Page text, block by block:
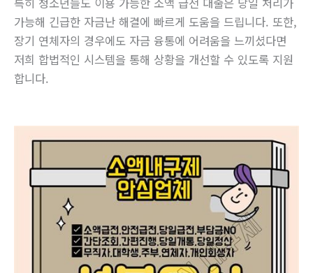
가능해 긴급한 자금난 해결에 빠르게 도움을 드립니다. 또한,
장기 연체자의 경우에도 자금 융통에 어려움을 느끼셨다면
저희 합법적인 시스템을 통해 상황을 개선할 수 있도록 지원
합니다.